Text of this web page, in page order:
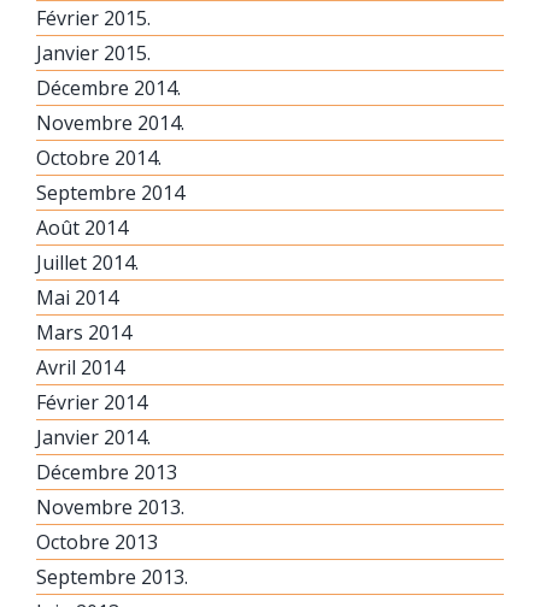
Février 2015.
Janvier 2015.
Décembre 2014.
Novembre 2014.
Octobre 2014.
Septembre 2014
Août 2014
Juillet 2014.
Mai 2014
Mars 2014
Avril 2014
Février 2014
Janvier 2014.
Décembre 2013
Novembre 2013.
Octobre 2013
Septembre 2013.